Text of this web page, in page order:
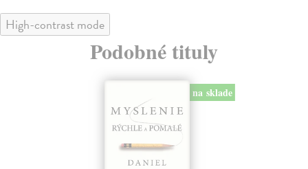
High-contrast mode
Podobné tituly
na sklade